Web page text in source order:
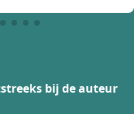
bij de auteur